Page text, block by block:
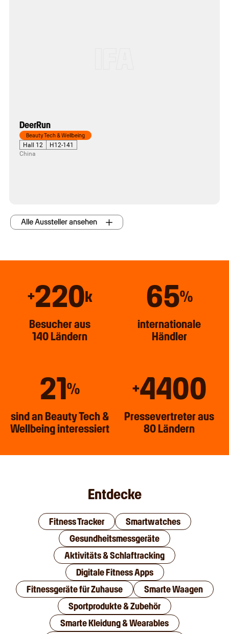
DeerRun
Beauty Tech & Wellbeing
Hall 12
H12-141
China
Alle Aussteller ansehen
+220k
Besucher aus
140 Ländern
65%
internationale
Händler
21%
sind an Beauty Tech &
Wellbeing interessiert
+4400
Pressevertreter aus
80 Ländern
Entdecke
Fitness Tracker
Smartwatches
Gesundheitsmessgeräte
Aktivitäts & Schlaftracking
Digitale Fitness Apps
Fitnessgeräte für Zuhause
Smarte Waagen
Sportprodukte & Zubehör
Smarte Kleidung & Wearables